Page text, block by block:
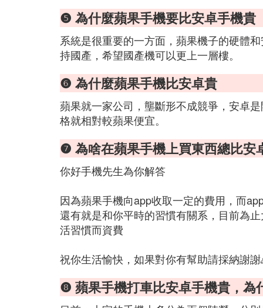
❺ 為什麼蘋果手機要比安卓手機貴
系統是很重要的一方面，蘋果機子的硬體
持國產，希望國產機可以更上一層樓。
❻ 為什麼蘋果手機比安卓貴
蘋果就一家公司，壟斷形不成競爭，安卓
格就相對較蘋果便宜。
❼ 為啥在蘋果手機上買東西總比安
你好手機先生為你解答
因為蘋果手機向app收取一定的費用，而
還有就是和你平時的習慣有關系，目前為
活習慣而資費
祝你生活愉快，如果對你有幫助請採納謝
❽ 蘋果手機打車比安卓手機貴，為